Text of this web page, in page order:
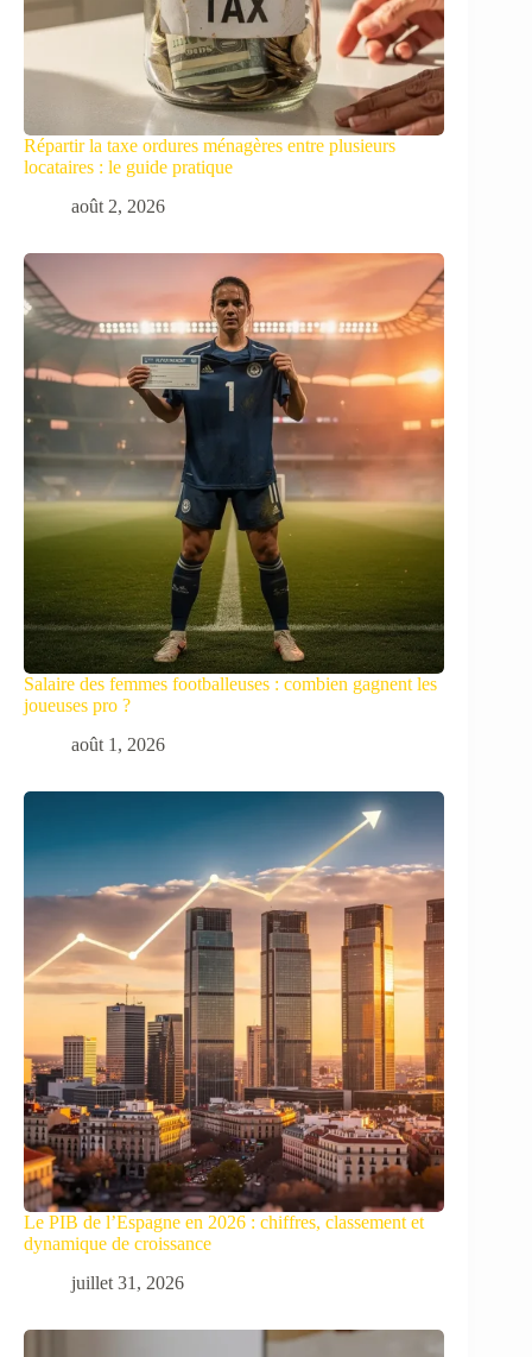
Répartir la taxe ordures ménagères entre plusieurs
locataires : le guide pratique
août 2, 2026
Salaire des femmes footballeuses : combien gagnent les
joueuses pro ?
août 1, 2026
Le PIB de l’Espagne en 2026 : chiffres, classement et
dynamique de croissance
juillet 31, 2026